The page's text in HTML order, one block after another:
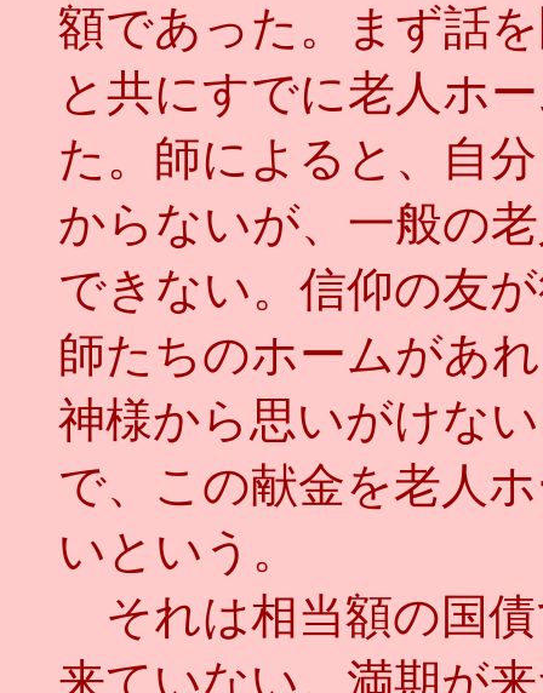
額であった。まず話
と共にすでに老人ホ
た。師によると、自
からないが、一般の
できない。信仰の友
師たちのホームがあ
神様から思いがけな
で、この献金を老人
いという。
それは相当額の国
来ていない。満期が